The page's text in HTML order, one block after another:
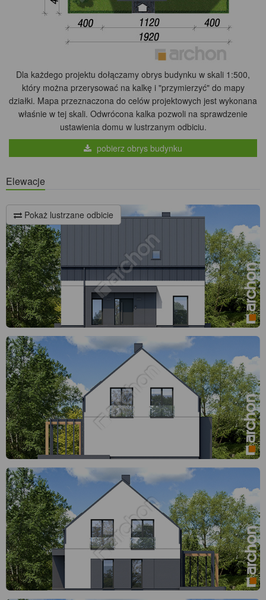
Dla każdego projektu dołączamy obrys budynku w skali 1:500,
który można przerysować na kalkę i "przymierzyć" do mapy
działki. Mapa przeznaczona do celów projektowych jest wykonana
właśnie w tej skali. Odwrócona kalka pozwoli na sprawdzenie
ustawienia domu w lustrzanym odbiciu.
pobierz obrys budynku
Elewacje
Pokaż lustrzane odbicie